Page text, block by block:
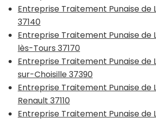
Entreprise Traitement Punaise de
37140
Entreprise Traitement Punaise de
lès-Tours 37170
Entreprise Traitement Punaise de
sur-Choisille 37390
Entreprise Traitement Punaise de
Renault 37110
Entreprise Traitement Punaise de